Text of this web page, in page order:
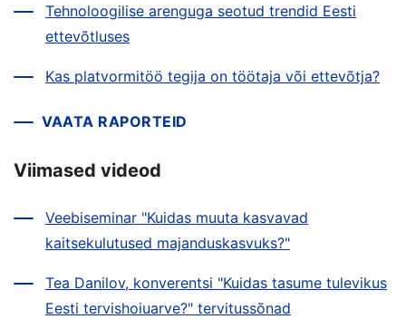
Tehnoloogilise arenguga seotud trendid Eesti
ettevõtluses
Kas platvormitöö tegija on töötaja või ettevõtja?
VAATA RAPORTEID
Viimased videod
Veebiseminar "Kuidas muuta kasvavad
kaitsekulutused majanduskasvuks?"
Tea Danilov, konverentsi "Kuidas tasume tulevikus
Eesti tervishoiuarve?" tervitussõnad